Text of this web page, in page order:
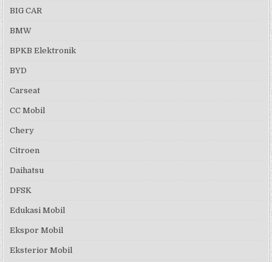
BIG CAR
BMW
BPKB Elektronik
BYD
Carseat
CC Mobil
Chery
Citroen
Daihatsu
DFSK
Edukasi Mobil
Ekspor Mobil
Eksterior Mobil